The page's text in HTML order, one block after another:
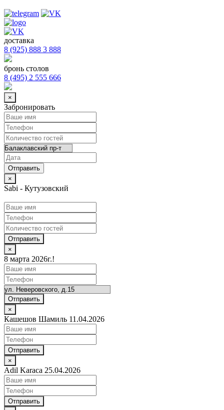
доставка
8 (925) 888 3 888
бронь столов
8 (495) 2 555 666
×
Забронировать
×
Sabi - Кутузовский
Отправить
×
8 марта 2026г.!
Отправить
×
Кашешов Шамиль 11.04.2026
Отправить
×
Adil Karaca 25.04.2026
Отправить